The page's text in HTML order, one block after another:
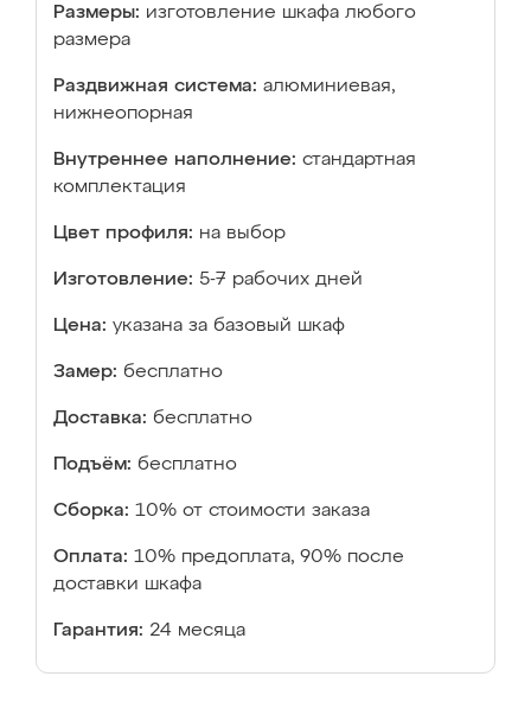
Размеры: изготовление шкафа любого
размера
Раздвижная система: алюминиевая,
нижнеопорная
Внутреннее наполнение: стандартная
комплектация
Цвет профиля: на выбор
Изготовление: 5-7 рабочих дней
Цена: указана за базовый шкаф
Замер: бесплатно
Доставка: бесплатно
Подъём: бесплатно
Сборка: 10% от стоимости заказа
Оплата: 10% предоплата, 90% после
доставки шкафа
Гарантия: 24 месяца